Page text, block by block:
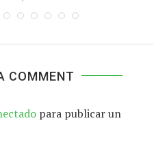
COMMENT
para publicar un